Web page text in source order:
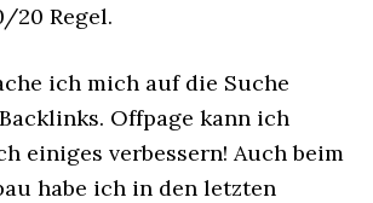
20 Regel.
ich mich auf die Suche
Offpage kann ich
einiges verbessern! Auch beim
habe ich in den letzten